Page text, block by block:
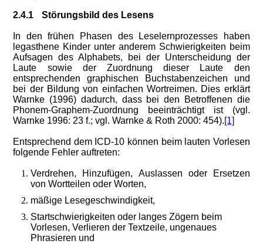
2.4.1 Störungsbild des Lesens
In den frühen Phasen des Leselernprozesses haben
legasthene Kinder unter anderem Schwierigkeiten beim
Aufsagen des Alphabets, bei der Unterscheidung der
Laute sowie der Zuordnung dieser Laute den
entsprechenden graphischen Buchstabenzeichen und
bei der Bildung von einfachen Wortreimen. Dies erklärt
Warnke (1996) dadurch, dass bei den Betroffenen die
Phonem-Graphem-Zuordnung beeinträchtigt ist (vgl.
Warnke 1996: 23 f.; vgl. Warnke & Roth 2000: 454).[1]
Entsprechend dem ICD-10 können beim lauten Vorlesen
folgende Fehler auftreten:
Verdrehen, Hinzufügen, Auslassen oder Ersetzen
von Wortteilen oder Worten,
mäßige Lesegeschwindigkeit,
Startschwierigkeiten oder langes Zögern beim
Vorlesen, Verlieren der Textzeile, ungenaues
Phrasieren und